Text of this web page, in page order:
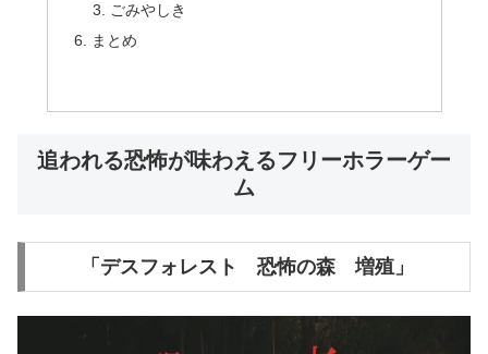
ごみやしき
まとめ
追われる恐怖が味わえるフリーホラーゲー
ム
「デスフォレスト 恐怖の森 増殖」